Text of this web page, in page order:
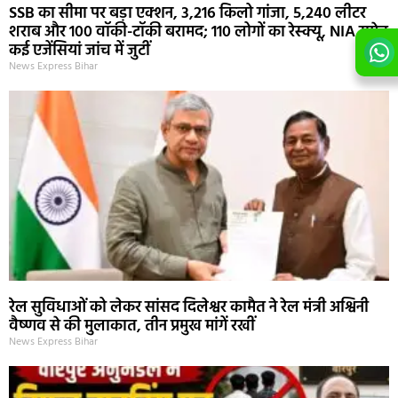
SSB का सीमा पर बड़ा एक्शन, 3,216 किलो गांजा, 5,240 लीटर
शराब और 100 वॉकी-टॉकी बरामद; 110 लोगों का रेस्क्यू, NIA समेत
कई एजेंसियां जांच में जुटीं
News Express Bihar
रेल सुविधाओं को लेकर सांसद दिलेश्वर कामैत ने रेल मंत्री अश्विनी
वैष्णव से की मुलाकात, तीन प्रमुख मांगें रखीं
News Express Bihar